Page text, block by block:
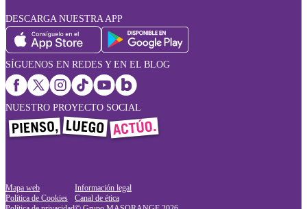
DESCARGA NUESTRA APP
SÍGUENOS EN REDES Y EN EL BLOG
NUESTRO PROYECTO SOCIAL
Mapa web
Política de Cookies
Información legal
Canal de ética